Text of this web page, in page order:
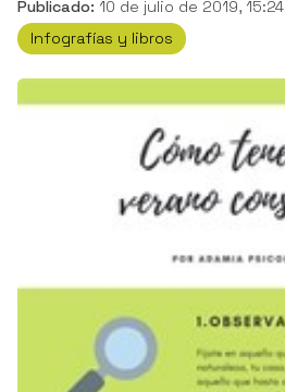
Publicado: 10 de julio de 2019, 15:24
Infografías y libros